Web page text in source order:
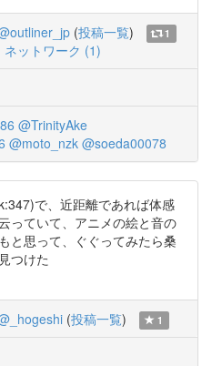
(投稿一覧)
1
ネットワーク (1)
@TrinityAke
@moto_nzk @soeda00078
で、近距離であれば体感
っていて、アニメの絵と音の
と思って、ぐぐってみたら桑
つけた
(投稿一覧) 1